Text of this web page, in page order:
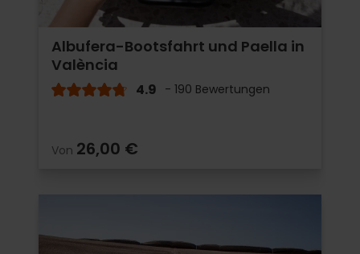
Albufera-Bootsfahrt und Paella in
València
4.9 - 190 Bewertungen
Von 26,00 €